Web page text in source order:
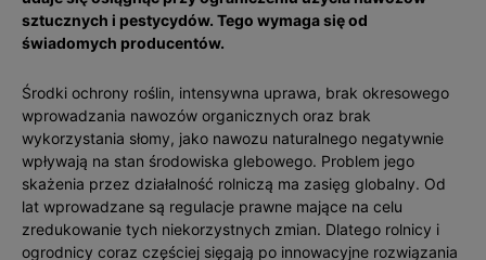
sztucznych i pestycydów. Tego wymaga się od
świadomych producentów.
Środki ochrony roślin, intensywna uprawa, brak okresowego
wprowadzania nawozów organicznych oraz brak
wykorzystania słomy, jako nawozu naturalnego negatywnie
wpływają na stan środowiska glebowego. Problem jego
skażenia przez działalność rolniczą ma zasięg globalny. Od
lat wprowadzane są regulacje prawne mające na celu
zredukowanie tych niekorzystnych zmian. Dlatego rolnicy i
ogrodnicy coraz częściej sięgają po innowacyjne rozwiązania